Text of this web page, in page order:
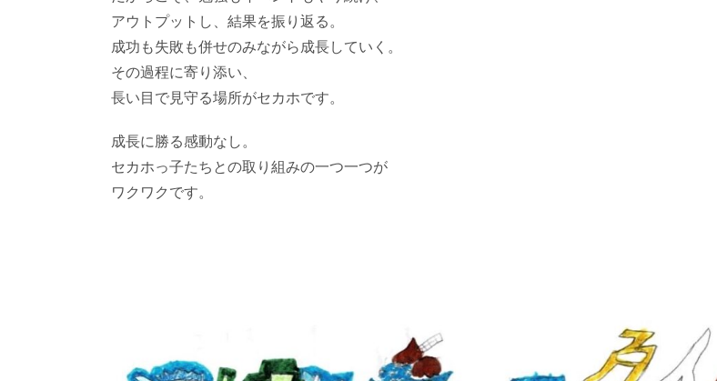
アウトプットし、結果を振り返る。
成功も失敗も併せのみながら成長していく。
その過程に寄り添い、
長い目で見守る場所がセカホです。
成長に勝る感動なし。
セカホっ子たちとの取り組みの一つ一つが
ワクワクです。